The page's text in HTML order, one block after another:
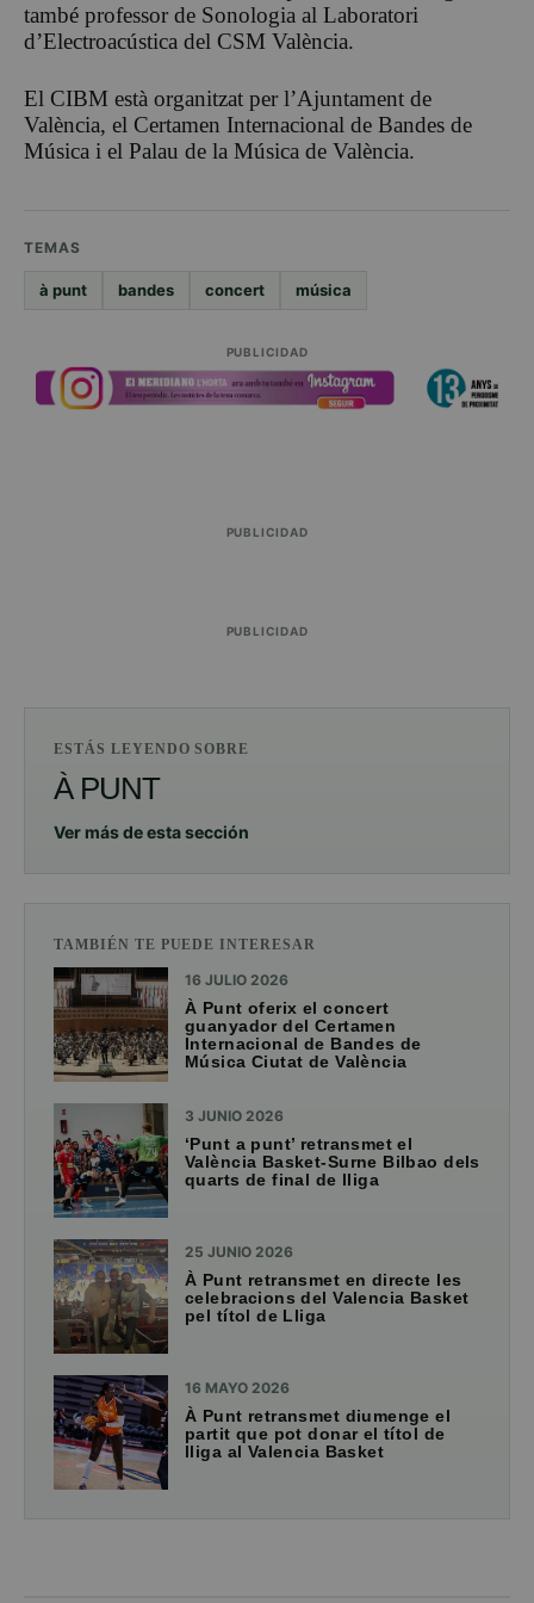
també professor de Sonologia al Laboratori
d’Electroacústica del CSM València.
El CIBM està organitzat per l’Ajuntament de
València, el Certamen Internacional de Bandes de
Música i el Palau de la Música de València.
TEMAS
à punt bandes concert música
PUBLICIDAD
PUBLICIDAD
PUBLICIDAD
ESTÁS LEYENDO SOBRE
À PUNT
Ver más de esta sección
TAMBIÉN TE PUEDE INTERESAR
16 JULIO 2026
À Punt oferix el concert
guanyador del Certamen
Internacional de Bandes de
Música Ciutat de València
3 JUNIO 2026
‘Punt a punt’ retransmet el
València Basket-Surne Bilbao dels
quarts de final de lliga
25 JUNIO 2026
À Punt retransmet en directe les
celebracions del Valencia Basket
pel títol de Lliga
16 MAYO 2026
À Punt retransmet diumenge el
partit que pot donar el títol de
lliga al Valencia Basket